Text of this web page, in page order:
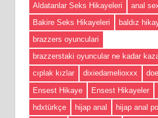
Aldatanlar Seks Hikayeleri
anal
Bakire Seks Hikayeleri
baldız
brazzers oyunculari
brazzerstaki oyuncular ne kadar
cıplak kızlar
dixiedamelioxxx
Ensest Hikaye
Ensest Hikayeler
hdxtürkçe
hijap anal hijap anal